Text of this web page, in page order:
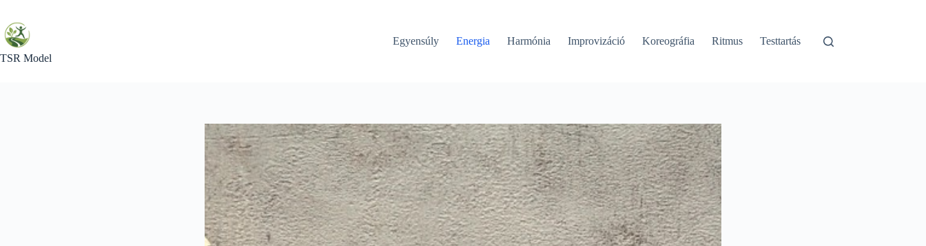
content
TSR Model
Egyensúly Energia Harmónia Improvizáció Koreográfia Ritmus Testtartás